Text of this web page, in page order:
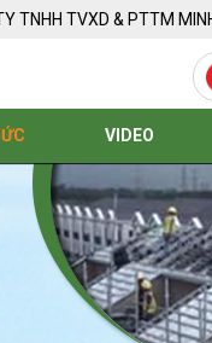
TNHH TVXD & PTTM
VIDEO